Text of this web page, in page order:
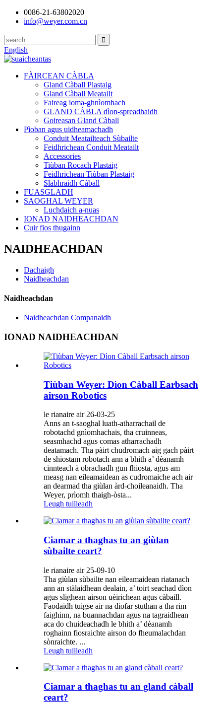
0086-21-63802020
info@weyer.com.cn
English
FÀIRCEAN CÀBLA
Gland Càball Plastaig
Gland Càball Meatailt
Faireag ioma-ghnìomhach
GLAND CÀBLA dìon-spreadhaidh
Goireasan Gland Càball
Pìoban agus uidheamachadh
Conduit Meatailteach Sùbailte
Feidhrichean Conduit Meatailt
Accessories
Tiùban Rocach Plastaig
Feidhrichean Tiùban Plastaig
Slabhraidh Càball
FUASGLADH
SAOGHAL WEYER
Luchdaich a-nuas
IONAD NAIDHEACHDAN
Cuir fios thugainn
NAIDHEACHDAN
Dachaigh
Naidheachdan
Naidheachdan
Naidheachdan Companaidh
IONAD NAIDHEACHDAN
Tiùban Weyer: Dìon Càball Earbsach
airson Robotics
le rianaire air 26-03-25
Anns an t-saoghal luath-atharrachail de
robotachd gnìomhachais, tha cruinneas,
seasmhachd agus comas atharrachadh
deatamach. Tha pàirt chudromach aig gach pàirt
de shiostam robotach ann a bhith a’ dèanamh
cinnteach à obrachadh gun fhiosta, agus am
measg nan eileamaidean as cudromaiche ach air
an dearmad tha giùlan àrd-choileanaidh. Tha
Weyer, prìomh thaigh-òsta...
Leugh tuilleadh
Ciamar a thaghas tu an giùlan
sùbailte ceart?
le rianaire air 25-09-10
Tha giùlan sùbailte nan eileamaidean riatanach
ann an stàlaidhean dealain, a’ toirt seachad dìon
agus slighean airson uèirichean agus càbaill.
Faodaidh tuigse air na diofar stuthan a tha rim
faighinn, na buannachdan agus na tagraidhean
aca do chuideachadh le bhith a’ dèanamh
roghainn fiosraichte airson do fheumalachdan
sònraichte. ...
Leugh tuilleadh
Ciamar a thaghas tu an gland càball
ceart?